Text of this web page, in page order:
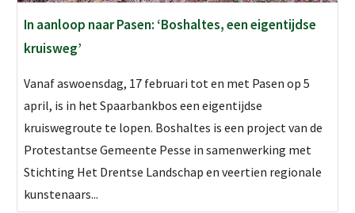
In aanloop naar Pasen: ‘Boshaltes, een eigentijdse
kruisweg’
Vanaf aswoensdag, 17 februari tot en met Pasen op 5
april, is in het Spaarbankbos een eigentijdse
kruiswegroute te lopen. Boshaltes is een project van de
Protestantse Gemeente Pesse in samenwerking met
Stichting Het Drentse Landschap en veertien regionale
kunstenaars...